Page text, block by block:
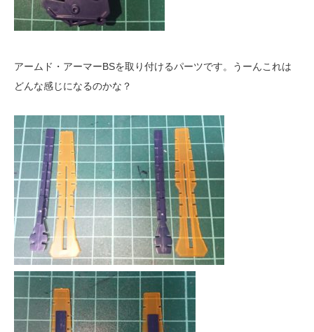
アームド・アーマーBSを取り付けるパーツです。うーんこれは
どんな感じになるのかな？